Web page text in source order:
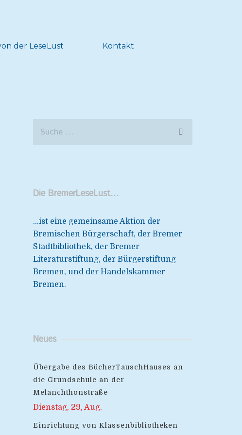
der LeseLust Kontakt
Die BremerLeseLust…
...ist eine gemeinsame Aktion der
Bremischen Bürgerschaft, der Bremer
Stadtbibliothek, der Bremer
Literaturstiftung, der Bürgerstiftung
Bremen, und der Handelskammer
Bremen.
Neues
Übergabe des BücherTauschHauses an
die Grundschule an der
Melanchthonstraße
Dienstag, 29, Aug.
Einrichtung von Klassenbibliotheken